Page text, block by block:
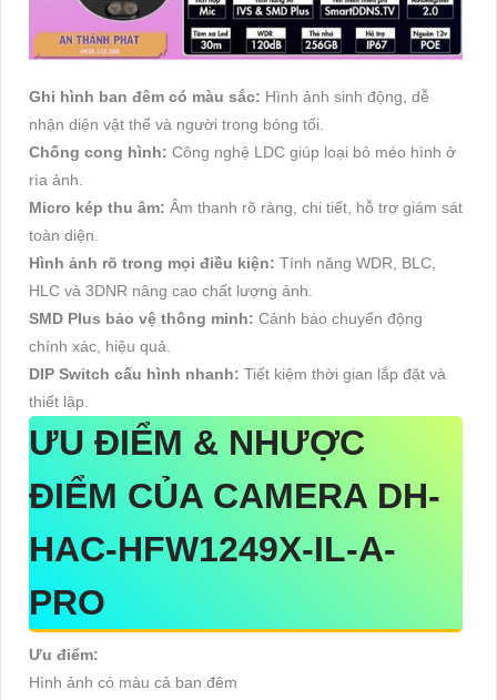
Ghi hình ban đêm có màu sắc: Hình ảnh sinh động, dễ
nhận diện vật thể và người trong bóng tối.
Chống cong hình: Công nghệ LDC giúp loại bỏ méo hình ở
rìa ảnh.
Micro kép thu âm: Âm thanh rõ ràng, chi tiết, hỗ trợ giám sát
toàn diện.
Hình ảnh rõ trong mọi điều kiện: Tính năng WDR, BLC,
HLC và 3DNR nâng cao chất lượng ảnh.
SMD Plus bảo vệ thông minh: Cảnh báo chuyển động
chính xác, hiệu quả.
DIP Switch cấu hình nhanh: Tiết kiệm thời gian lắp đặt và
thiết lập.
ƯU ĐIỂM & NHƯỢC
ĐIỂM CỦA CAMERA DH-
HAC-HFW1249X-IL-A-
PRO
Ưu điểm:
Hình ảnh có màu cả ban đêm